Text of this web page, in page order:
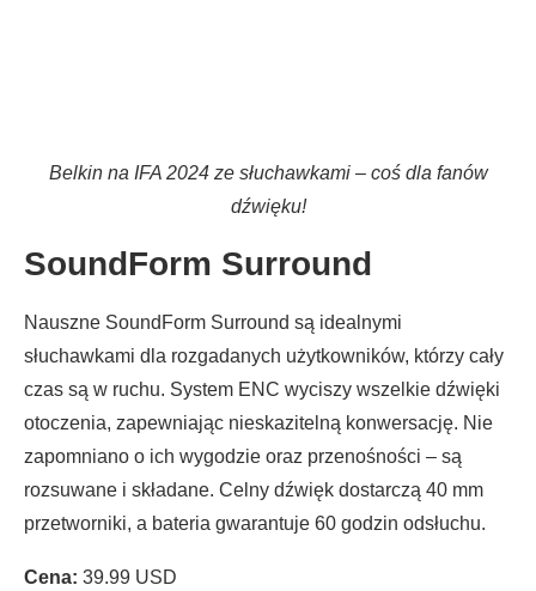
Belkin na IFA 2024 ze słuchawkami – coś dla fanów
dźwięku!
SoundForm Surround
Nauszne SoundForm Surround są idealnymi
słuchawkami dla rozgadanych użytkowników, którzy cały
czas są w ruchu. System ENC wyciszy wszelkie dźwięki
otoczenia, zapewniając nieskazitelną konwersację. Nie
zapomniano o ich wygodzie oraz przenośności – są
rozsuwane i składane. Celny dźwięk dostarczą 40 mm
przetworniki, a bateria gwarantuje 60 godzin odsłuchu.
Cena: 39.99 USD